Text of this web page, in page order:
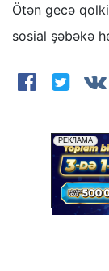
Ötən gecə
sosial şəbəkə